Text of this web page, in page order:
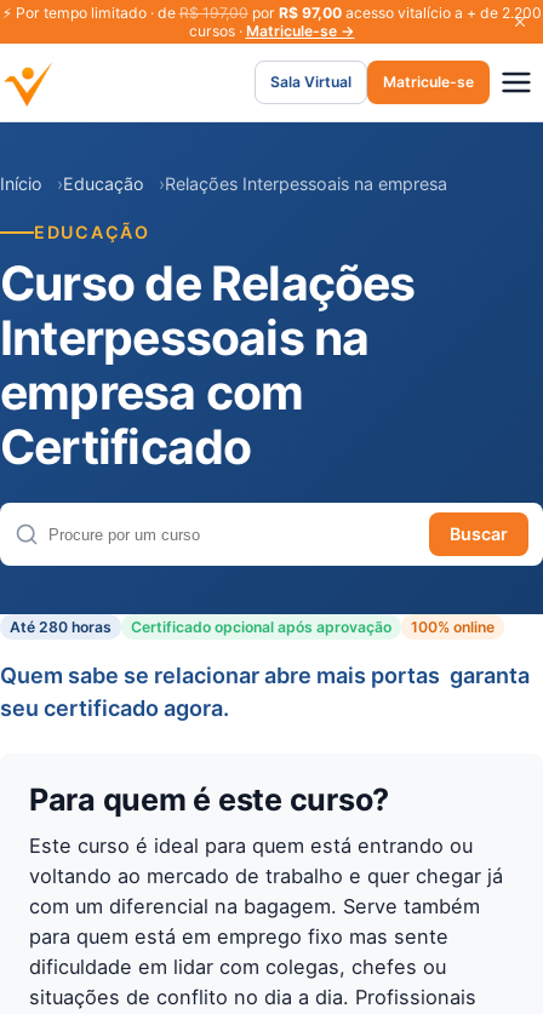
⚡ Por tempo limitado · deR$ 197,00por R$ 97,00acesso vitalício a + de 2.200
cursos · Matricule-se →
Sala Virtual Matricule-se
Início Educação Relações Interpessoais na empresa
EDUCAÇÃO
Curso de Relações
Interpessoais na
empresa com
Certificado
Buscar cursos
Buscar
Até 280 horas Certificado opcional após aprovação 100% online
Quem sabe se relacionar abre mais portas  garanta
seu certificado agora.
Para quem é este curso?
Este curso é ideal para quem está entrando ou
voltando ao mercado de trabalho e quer chegar já
com um diferencial na bagagem. Serve também
para quem está em emprego fixo mas sente
dificuldade em lidar com colegas, chefes ou
situações de conflito no dia a dia. Profissionais